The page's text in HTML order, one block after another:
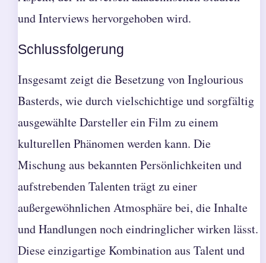
und Interviews hervorgehoben wird.
Schlussfolgerung
Insgesamt zeigt die Besetzung von Inglourious
Basterds, wie durch vielschichtige und sorgfältig
ausgewählte Darsteller ein Film zu einem
kulturellen Phänomen werden kann. Die
Mischung aus bekannten Persönlichkeiten und
aufstrebenden Talenten trägt zu einer
außergewöhnlichen Atmosphäre bei, die Inhalte
und Handlungen noch eindringlicher wirken lässt.
Diese einzigartige Kombination aus Talent und